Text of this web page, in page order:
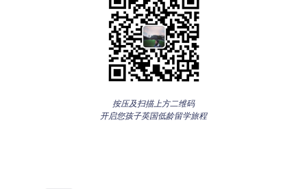
按压及扫描上方二维码
开启您孩子英国低龄留学旅程